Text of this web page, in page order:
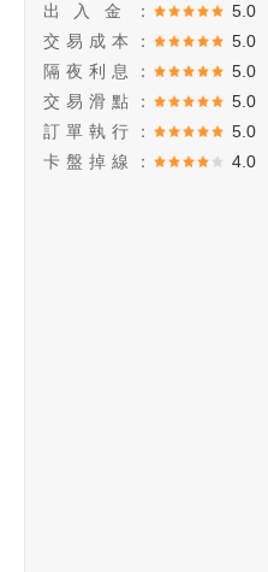
出入金：
5.0
交易成本：
5.0
隔夜利息：
5.0
交易滑點：
5.0
訂單執行：
5.0
卡盤掉線：
4.0